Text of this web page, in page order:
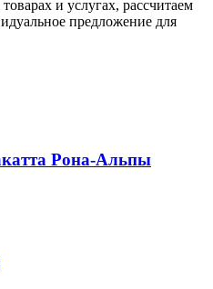
и услугах, рассчитаем
предложение для
Рона-Альпы